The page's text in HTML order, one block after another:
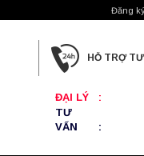
Đăng
HỖ TRỢ
ĐẠI LÝ
:
TƯ
VẤN
: